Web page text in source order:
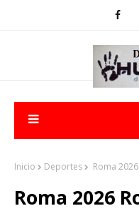
Inicio Deportes Roma
Roma 2026